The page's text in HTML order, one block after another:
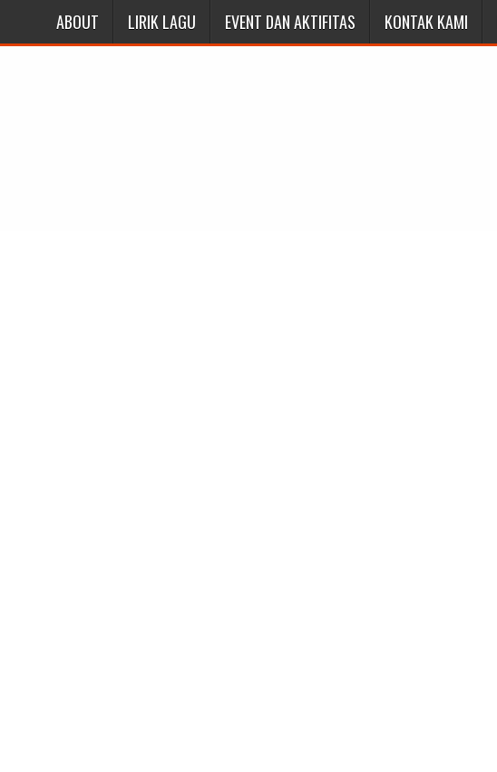
ABOUT LIRIK LAGU EVENT DAN AKTIFITAS KONTAK KAMI